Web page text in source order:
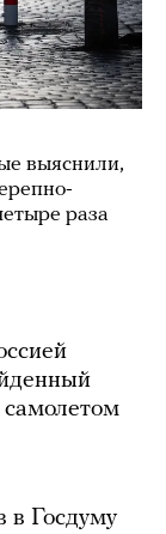
выяснили,
раза
в Госдуму